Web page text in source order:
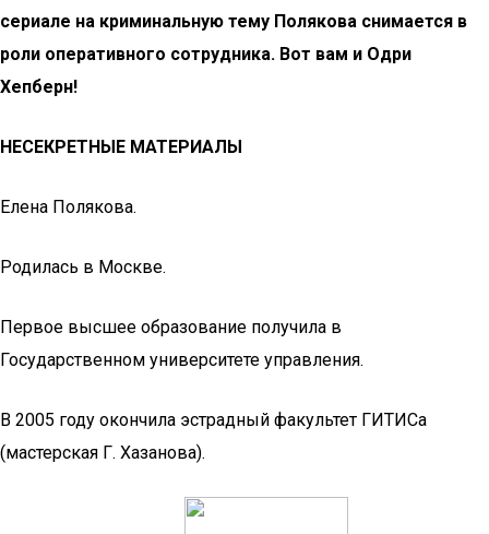
сериале на криминальную тему Полякова снимается в
роли оперативного сотрудника. Вот вам и Одри
Хепберн!
НЕСЕКРЕТНЫЕ МАТЕРИАЛЫ
Елена Полякова.
Родилась в Москве.
Первое высшее образование получила в
Государственном университете управления.
В 2005 году окончила эстрадный факультет ГИТИСа
(мастерская Г. Хазанова).